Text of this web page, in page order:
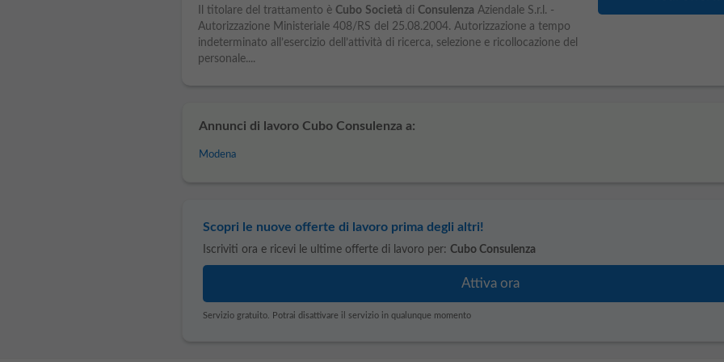
Il titolare del trattamento è Cubo Società di Consulenza Aziendale S.r.l. -
Autorizzazione Ministeriale 408/RS del 25.08.2004. Autorizzazione a tempo
indeterminato all’esercizio dell’attività di ricerca, selezione e ricollocazione del
personale....
Annunci di lavoro Cubo Consulenza a:
Modena
Scopri le nuove offerte di lavoro prima degli altri!
Iscriviti ora e ricevi le ultime offerte di lavoro per: Cubo Consulenza
Servizio gratuito. Potrai disattivare il servizio in qualunque momento